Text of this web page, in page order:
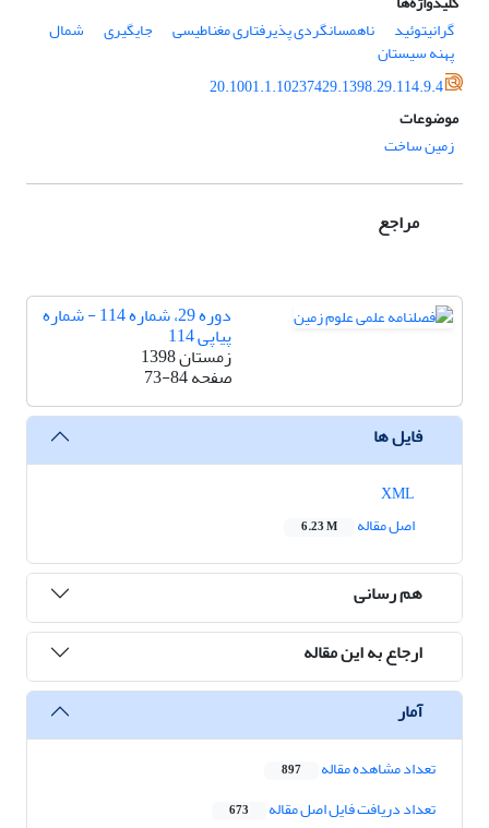
گرانیتوئید
ناهمسانگردی پذیرفتاری مغناطیسی جایگیری شمال
پهنه سیستان
20.1001.1.10237429.1398.29.114.9.4
موضوعات
زمین ساخت
مراجع
دوره 29، شماره 114 - شماره
پیاپی 114
زمستان 1398
صفحه73-84
فایل ها
اصل مقاله
6.23 M
هم رسانی
ارجاع به این مقاله
آمار
تعداد مشاهده مقاله 897
تعداد دریافت فایل اصل مقاله 673